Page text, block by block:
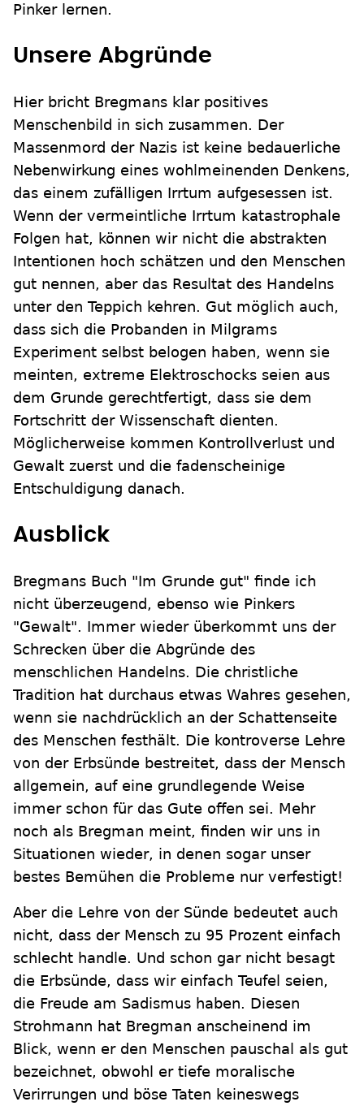
Pinker lernen.
Unsere Abgründe
Hier bricht Bregmans klar positives
Menschenbild in sich zusammen. Der
Massenmord der Nazis ist keine bedauerliche
Nebenwirkung eines wohlmeinenden Denkens,
das einem zufälligen Irrtum aufgesessen ist.
Wenn der vermeintliche Irrtum katastrophale
Folgen hat, können wir nicht die abstrakten
Intentionen hoch schätzen und den Menschen
gut nennen, aber das Resultat des Handelns
unter den Teppich kehren. Gut möglich auch,
dass sich die Probanden in Milgrams
Experiment selbst belogen haben, wenn sie
meinten, extreme Elektroschocks seien aus
dem Grunde gerechtfertigt, dass sie dem
Fortschritt der Wissenschaft dienten.
Möglicherweise kommen Kontrollverlust und
Gewalt zuerst und die fadenscheinige
Entschuldigung danach.
Ausblick
Bregmans Buch "Im Grunde gut" finde ich
nicht überzeugend, ebenso wie Pinkers
"Gewalt". Immer wieder überkommt uns der
Schrecken über die Abgründe des
menschlichen Handelns. Die christliche
Tradition hat durchaus etwas Wahres gesehen,
wenn sie nachdrücklich an der Schattenseite
des Menschen festhält. Die kontroverse Lehre
von der Erbsünde bestreitet, dass der Mensch
allgemein, auf eine grundlegende Weise
immer schon für das Gute offen sei. Mehr
noch als Bregman meint, finden wir uns in
Situationen wieder, in denen sogar unser
bestes Bemühen die Probleme nur verfestigt!
Aber die Lehre von der Sünde bedeutet auch
nicht, dass der Mensch zu 95 Prozent einfach
schlecht handle. Und schon gar nicht besagt
die Erbsünde, dass wir einfach Teufel seien,
die Freude am Sadismus haben. Diesen
Strohmann hat Bregman anscheinend im
Blick, wenn er den Menschen pauschal als gut
bezeichnet, obwohl er tiefe moralische
Verirrungen und böse Taten keineswegs